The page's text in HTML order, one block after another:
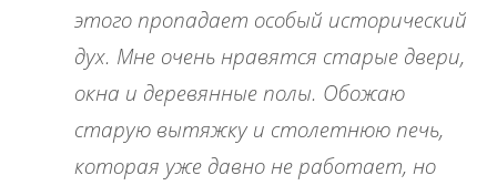
этого пропадает особый исторический
дух. Мне очень нравятся старые двери,
окна и деревянные полы. Обожаю
старую вытяжку и столетнюю печь,
которая уже давно не работает, но